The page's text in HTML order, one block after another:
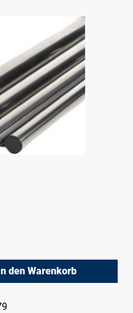
gewünschten
den Warenkorb